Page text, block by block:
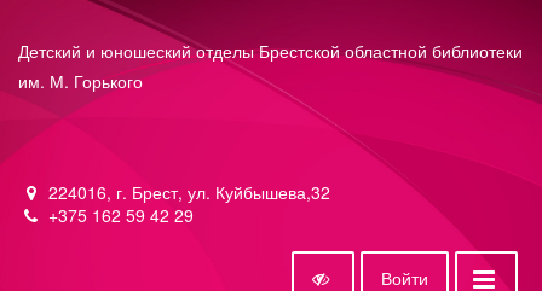
Детский и юношеский отделы Брестской областной библиотеки
им. М. Горького
224016, г. Брест, ул. Куйбышева,32
+375 162 59 42 29
Войти